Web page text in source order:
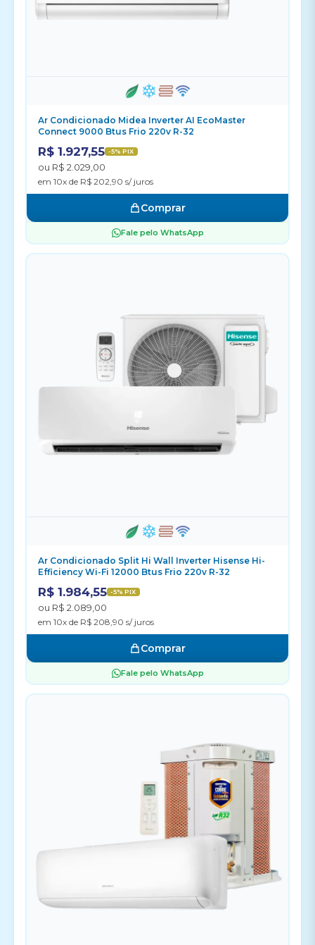
Ar Condicionado Midea Inverter AI EcoMaster
Connect 9000 Btus Frio 220v R-32
R$ 1.927,55 -5% PIX
ou R$ 2.029,00
em 10x de R$ 202,90 s/ juros
Comprar
Fale pelo WhatsApp
Ar Condicionado Split Hi Wall Inverter Hisense Hi-
Efficiency Wi-Fi 12000 Btus Frio 220v R-32
R$ 1.984,55 -5% PIX
ou R$ 2.089,00
em 10x de R$ 208,90 s/ juros
Comprar
Fale pelo WhatsApp